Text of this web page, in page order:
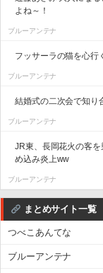
よね～！
ブルーアンテナ
フッサーラの猫を心行
ブルーアンテナ
結婚式の二次会で知り
ブルーアンテナ
JR東、長岡花火の客
め込み炎上ww
ブルーアンテナ
まとめサイト一覧
つべこあんてな
ブルーアンテナ